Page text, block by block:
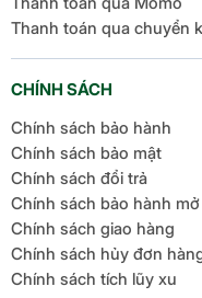
Thanh toán qua chuyển
CHÍNH SÁCH
Chính sách bảo hành
Chính sách bảo mật
Chính sách đổi trả
Chính sách bảo hành
Chính sách giao hàng
Chính sách hủy đơn
Chính sách tích lũy xu